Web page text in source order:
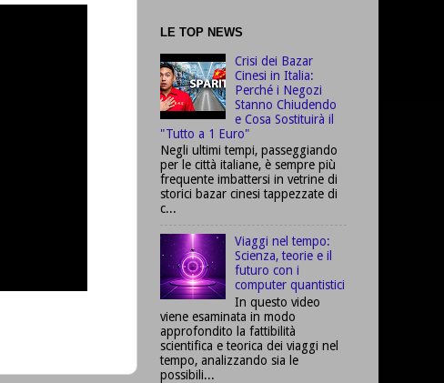
LE TOP NEWS
Crisi dei Bazar
Cinesi in Italia:
Perché i Negozi
Stanno Chiudendo
e Cosa Sostituirà il
"Tutto a 1 Euro"
Negli ultimi tempi, passeggiando
per le città italiane, è sempre più
frequente imbattersi in vetrine di
storici bazar cinesi tappezzate di
c...
Viaggi nel tempo:
Scienza, teorie e il
futuro con i
computer quantistici
In questo video
viene esaminata in modo
approfondito la fattibilità
scientifica e teorica dei viaggi nel
tempo, analizzando sia le
possibili...